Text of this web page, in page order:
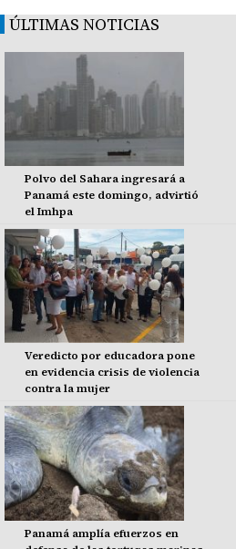
ÚLTIMAS NOTICIAS
Polvo del Sahara ingresará a
Panamá este domingo, advirtió
el Imhpa
Veredicto por educadora pone
en evidencia crisis de violencia
contra la mujer
Panamá amplía efuerzos en